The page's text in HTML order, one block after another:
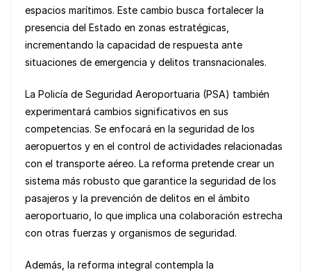
espacios marítimos. Este cambio busca fortalecer la
presencia del Estado en zonas estratégicas,
incrementando la capacidad de respuesta ante
situaciones de emergencia y delitos transnacionales.
La Policía de Seguridad Aeroportuaria (PSA) también
experimentará cambios significativos en sus
competencias. Se enfocará en la seguridad de los
aeropuertos y en el control de actividades relacionadas
con el transporte aéreo. La reforma pretende crear un
sistema más robusto que garantice la seguridad de los
pasajeros y la prevención de delitos en el ámbito
aeroportuario, lo que implica una colaboración estrecha
con otras fuerzas y organismos de seguridad.
Además, la reforma integral contempla la